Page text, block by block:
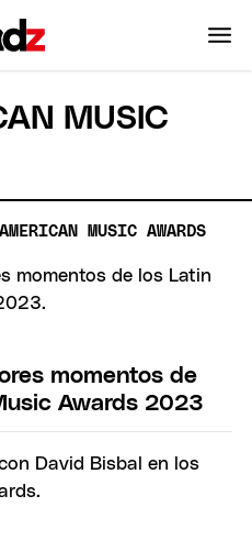
MUSIC
MUSIC AWARDS
momentos de
Awards 2023